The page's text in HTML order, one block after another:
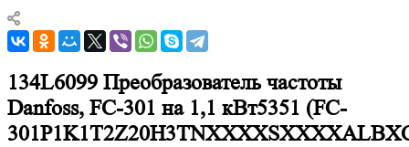
134L6099 Преобразователь частоты
Danfoss, FC-301 на 1,1 кВт5351 (FC-